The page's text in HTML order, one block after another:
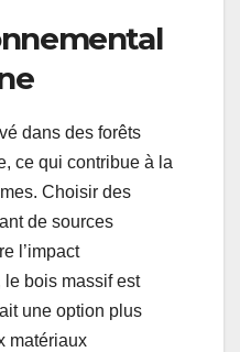
dans des forêts
ce qui contribue à la
Choisir des
de sources
l’impact
bois massif est
une option plus
matériaux